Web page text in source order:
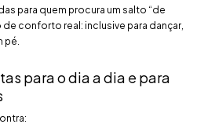
para quem procura um salto “de
de conforto real: inclusive para dançar,
pé.
para o dia a dia e para